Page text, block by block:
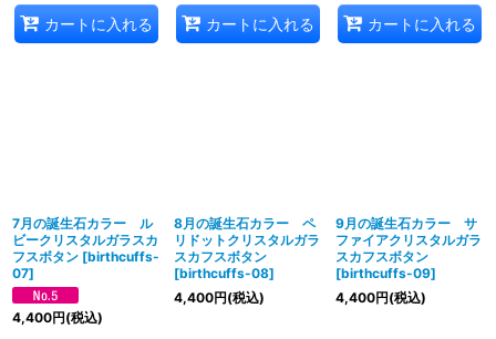
カートに入れる カートに入れる カートに入れる
7月の誕生石カラー ル
ビークリスタルガラスカ
フスボタン [birthcuffs-
07]
4,400円(税込)
8月の誕生石カラー ペ
リドットクリスタルガラ
スカフスボタン
[birthcuffs-08]
4,400円(税込)
9月の誕生石カラー サ
ファイアクリスタルガラ
スカフスボタン
[birthcuffs-09]
4,400円(税込)